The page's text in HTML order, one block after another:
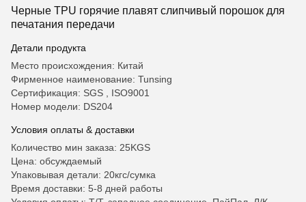
Черные TPU горячие плавят слипчивый порошок для
печатания передачи
Детали продукта
Место происхождения: Китай
Фирменное наименование: Tunsing
Сертификация: SGS , ISO9001
Номер модели: DS204
Условия оплаты & доставки
Количество мин заказа: 25KGS
Цена: обсуждаемый
Упаковывая детали: 20кгс/сумка
Время доставки: 5-8 дней работы